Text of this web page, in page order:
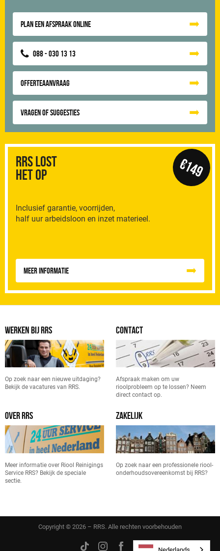
Plan een afspraak online
088 - 030 13 13
Offerteaanvraag
Vragen of suggesties
RRS Lost
het op
Inclusief garantie, voorrijden,
half uur arbeidsloon en inzet materieel.
€149
Meer informatie
WERKEN BIJ RRS
Op zoek naar een nieuwe uitdaging?
Bekijk de vacatures van RRS.
CONTACT
Afspraak maken om uw
rioolprobleem op te lossen? Neem
direct contact op.
OVER RRS
Meer informatie over Riool Reinigings
Service RRS? Bekijk de speciale
sectie.
ZAKELIJK
Op zoek naar een professionele riool-
onderhoudsovereenkomst bij RRS?
Copyright © 2026 – RRS. Alle rechten voorbehouden
Nederlands